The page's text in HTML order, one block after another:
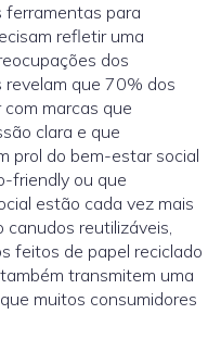
ferramentas para
refletir uma
dos
revelam que 70% dos
marcas que
clara e que
prol do bem-estar social
friendly ou que
estão cada vez mais
canudos reutilizáveis,
feitos de papel reciclado
transmitem uma
muitos consumidores